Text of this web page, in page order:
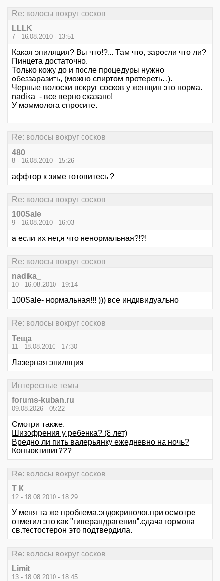
Re: волосы вокруг сосков
LLLK
7 - 16.08.2010 - 13:51
Какая эпиляция? Вы что!?... Там что, заросли что-ли?
Пинцета достаточно.
Только кожу до и после процедуры нужно
обеззаразить, (можно спиртом протереть...).
Черные волоски вокруг сосков у женщин это норма.
nadika - все верно сказано!
У маммолога спросите.
Re: волосы вокруг сосков
480
8 - 16.08.2010 - 15:26
аффтор к зиме готовитесь ?
Re: волосы вокруг сосков
100Sale
9 - 16.08.2010 - 16:03
а если их нет,я что ненормальная?!?!
Re: волосы вокруг сосков
nadika_
10 - 16.08.2010 - 19:14
100Sale- нормальная!!! ))) все индивидуально
Re: волосы вокруг сосков
Теща
11 - 18.08.2010 - 17:30
Лазерная эпиляция
Интересные темы
forums-kuban.ru
09.08.2026 - 05:22
Смотри также:
Шизофрения у ребенка? (8 лет)
Вредно ли пить валерьянку ежедневно на ночь?
Коньюктивит???
Re: волосы вокруг сосков
Т К
12 - 18.08.2010 - 18:29
У меня та же проблема.эндокринолог,при осмотре
отметил это как "гиперандрагения".сдача гормона
св.тестостерон это подтвердила.
Re: волосы вокруг сосков
Limit
13 - 18.08.2010 - 18:45